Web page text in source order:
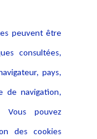
peuvent être
consultées,
pays,
de navigation,
Vous pouvez
des cookies